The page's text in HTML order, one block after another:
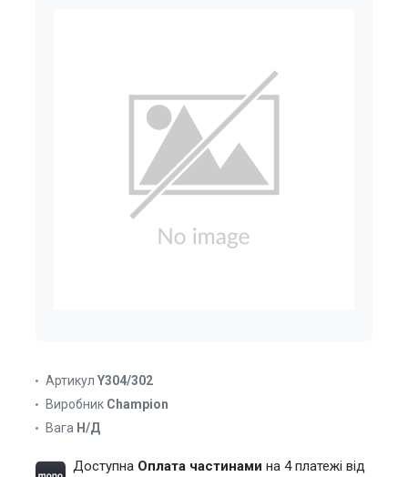
Артикул Y304/302
Виробник Champion
Вага Н/Д
Доступна Оплата частинами на 4 платежі від